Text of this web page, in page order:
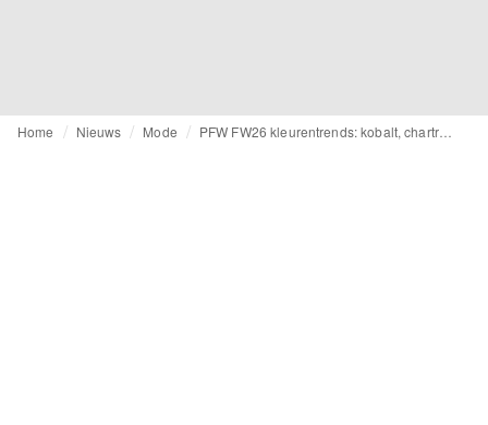
Home Nieuws Mode PFW FW26 kleurentrends: kobalt, chartreuse, en ook grijs